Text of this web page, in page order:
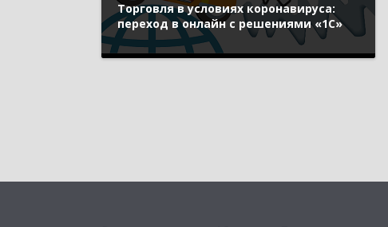
Торговля в условиях коронавируса:
переход в онлайн с решениями «1С»